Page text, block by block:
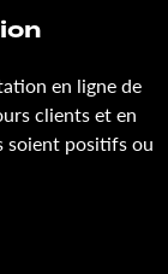
en ligne de
clients et en
soient positifs ou